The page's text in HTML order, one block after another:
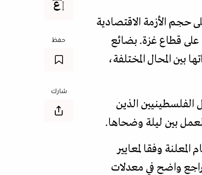
حجم الأزمة الاقتصادية
على قطاع غزة. بضائع
بين المحال المختلفة،
الفلسطينيين الذين
بين ليلة وضحاها.
وفقا لمعايير
واضح في معدلات
حفظ
شارك